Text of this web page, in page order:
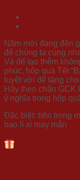
Năm mới đang đến
để chúng ta cùng
Và để tạo thêm
phúc, hộp quà Tết
tuyệt vời để tặng
Hãy theo chân
ý nghĩa trong hộp
Đặc biệt: bên trong
bao lì xì may mắn